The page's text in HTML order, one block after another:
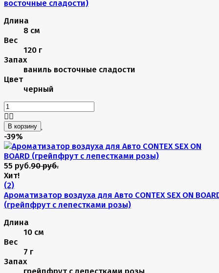
восточные сладости)
Длина
8 см
Вес
120 г
Запах
ваниль восточные сладости
Цвет
черный
В корзину
-39%
55 руб.90 руб.
Хит!
(2)
Ароматизатор воздуха для Авто CONTEX SEX ON
(грейпфрут с лепестками розы)
Длина
10 см
Вес
7 г
Запах
грейпфрут с лепестками розы